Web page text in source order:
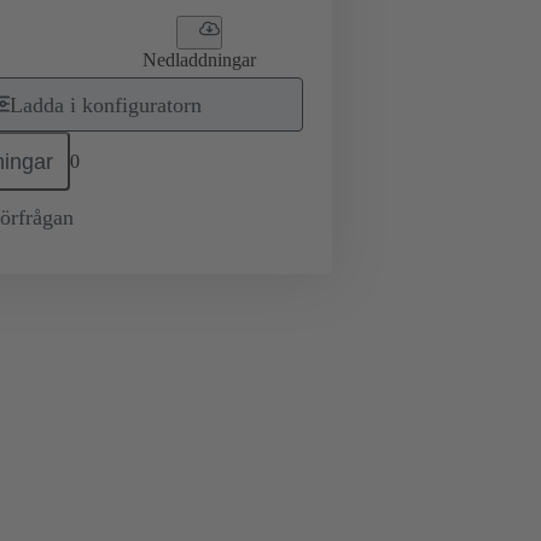
Nedladdningar
Ladda i konfiguratorn
0